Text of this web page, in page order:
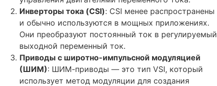
Инверторы тока (CSI): CSI менее распространены
и обычно используются в мощных приложениях.
Они преобразуют постоянный ток в регулируемый
выходной переменный ток.
Приводы с широтно-импульсной модуляцией
(ШИМ): ШИМ-приводы — это тип VSI, который
использует метод модуляции для создания